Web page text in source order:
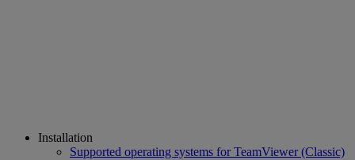
Installation
Supported operating systems for TeamViewer (Classic)